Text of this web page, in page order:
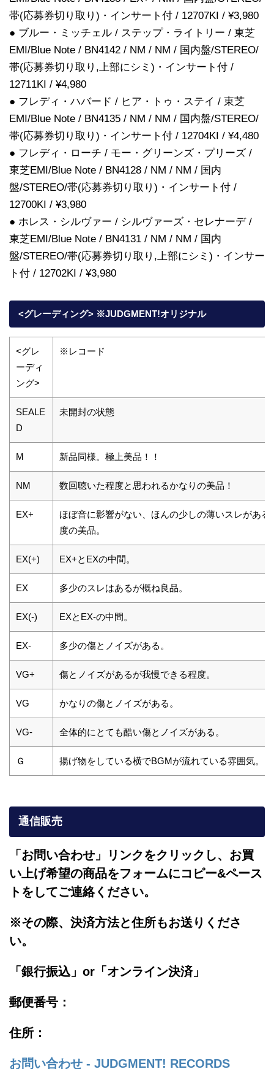
帯(応募券切り取り)・インサート付 / 12707KI / ¥3,980
● ブルー・ミッチェル / ステップ・ライトリー / 東芝
EMI/Blue Note / BN4142 / NM / NM / 国内盤/STEREO/
帯(応募券切り取り,上部にシミ)・インサート付 /
12711KI / ¥4,980
● フレディ・ハバード / ヒア・トゥ・ステイ / 東芝
EMI/Blue Note / BN4135 / NM / NM / 国内盤/STEREO/
帯(応募券切り取り)・インサート付 / 12704KI / ¥4,480
● フレディ・ローチ / モー・グリーンズ・プリーズ /
東芝EMI/Blue Note / BN4128 / NM / NM / 国内
盤/STEREO/帯(応募券切り取り)・インサート付 /
12700KI / ¥3,980
● ホレス・シルヴァー / シルヴァーズ・セレナーデ /
東芝EMI/Blue Note / BN4131 / NM / NM / 国内
盤/STEREO/帯(応募券切り取り,上部にシミ)・インサー
ト付 / 12702KI / ¥3,980
<グレーディング> ※JUDGMENT!オリジナル
<グレ
ーディ
ング>
※レコード
SEALE
D
未開封の状態
M 新品同様。極上美品！！
NM 数回聴いた程度と思われるかなりの美品！
EX+
ほぼ音に影響がない、ほんの少しの薄いスレがある
度の美品。
EX(+) EX+とEXの中間。
EX 多少のスレはあるが概ね良品。
EX(-) EXとEX-の中間。
EX- 多少の傷とノイズがある。
VG+ 傷とノイズがあるが我慢できる程度。
VG かなりの傷とノイズがある。
VG- 全体的にとても酷い傷とノイズがある。
Ｇ 揚げ物をしている横でBGMが流れている雰囲気。
通信販売
「お問い合わせ」リンクをクリックし、 お買
い上げ希望の商品をフォームにコピー&ペース
トをしてご連絡ください。
※その際、決済方法と住所もお送りくださ
い。
「銀行振込」or「オンライン決済」
郵便番号：
住所：
お問い合わせ - JUDGMENT! RECORDS